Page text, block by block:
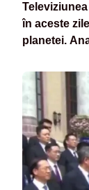
în aceste
planetei.